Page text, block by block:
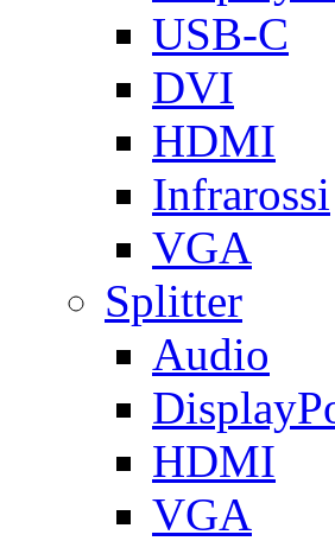
USB-C
DVI
HDMI
Infrarossi
VGA
Splitter
Audio
HDMI
VGA